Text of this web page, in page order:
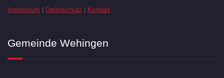
Impressum Datenschutz Kontakt
Gemeinde Wehingen